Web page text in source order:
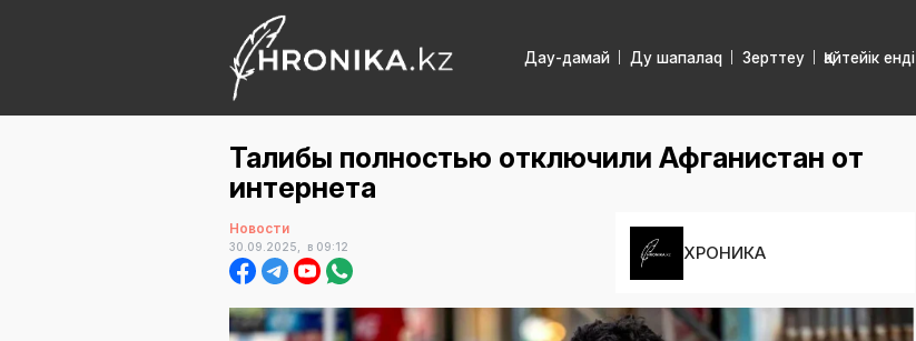
Дау-дамай Ду шапалаq Зерттеу Қайтейік енді
Талибы полностью отключили Афганистан от
интернета
Новости
30.09.2025, в 09:12 ХРОНИКА